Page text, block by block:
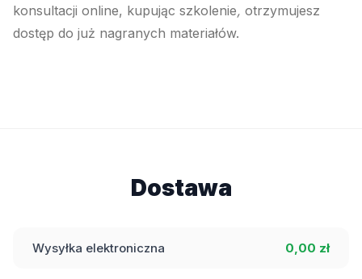
konsultacji online, kupując szkolenie, otrzymujesz
dostęp do już nagranych materiałów.
Dostawa
Wysyłka elektroniczna 0,00 zł